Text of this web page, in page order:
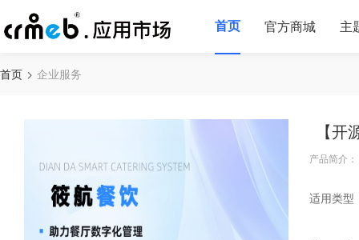
首页 官方商城 主
首页 企业服务
【
产品简介
适用类型